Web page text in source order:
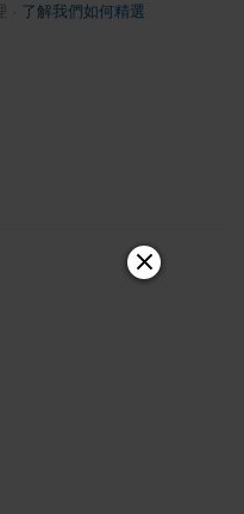
了解我們如何精選